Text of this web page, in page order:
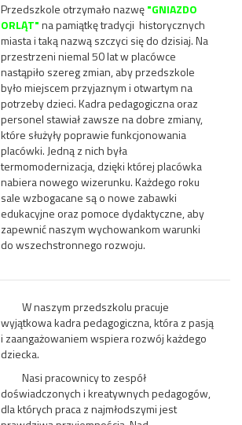
Przedszkole otrzymało nazwę"GNIAZDO
ORLĄT"na pamiątkę tradycji historycznych
miasta i taką nazwą szczyci się do dzisiaj. Na
przestrzeni niemal 50 lat w placówce
nastąpiło szereg zmian, aby przedszkole
było miejscem przyjaznym i otwartym na
potrzeby dzieci. Kadra pedagogiczna oraz
personel stawiał zawsze na dobre zmiany,
które służyły poprawie funkcjonowania
placówki. Jedną z nich była
termomodernizacja, dzięki której placówka
nabiera nowego wizerunku. Każdego roku
sale wzbogacane są o nowe zabawki
edukacyjne oraz pomoce dydaktyczne, aby
zapewnić naszym wychowankom warunki
do wszechstronnego rozwoju.
W naszym przedszkolu pracuje
wyjątkowa kadra pedagogiczna, która z pasją
i zaangażowaniem wspiera rozwój każdego
dziecka.
Nasi pracownicy to zespół
doświadczonych i kreatywnych pedagogów,
dla których praca z najmłodszymi jest